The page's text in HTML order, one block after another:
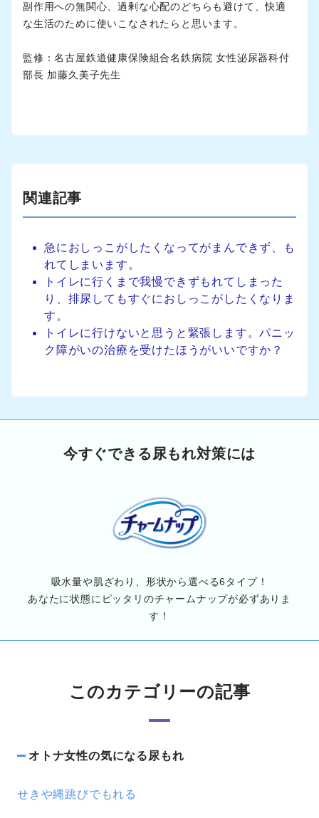
副作用への無関心、過剰な心配のどちらも避けて、快適
な生活のために使いこなされたらと思います。
監修：名古屋鉄道健康保険組合名鉄病院 女性泌尿器科付
部長 加藤久美子先生
関連記事
急におしっこがしたくなってがまんできず、も
れてしまいます。
トイレに行くまで我慢できずもれてしまった
り、排尿してもすぐにおしっこがしたくなりま
す。
トイレに行けないと思うと緊張します。パニッ
ク障がいの治療を受けたほうがいいですか？
今すぐできる尿もれ対策には
吸水量や肌ざわり、形状から選べる6タイプ！
あなたに状態にピッタリのチャームナップが必ずありま
す！
このカテゴリーの記事
オトナ女性の気になる尿もれ
せきや縄跳びでもれる